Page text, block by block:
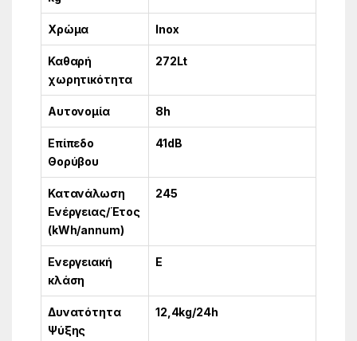
Χρώμα Inox
Καθαρή
χωρητικότητα
272Lt
Αυτονομία 8h
Επίπεδο
Θορύβου
41dB
Κατανάλωση
Ενέργειας/Έτος
(kWh/annum)
245
Ενεργειακή
κλάση
E
Δυνατότητα
Ψύξης
12,4kg/24h